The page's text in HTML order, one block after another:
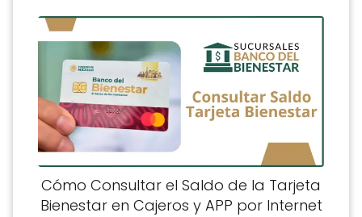
Cómo Consultar el Saldo de la Tarjeta
Bienestar en Cajeros y APP por Internet